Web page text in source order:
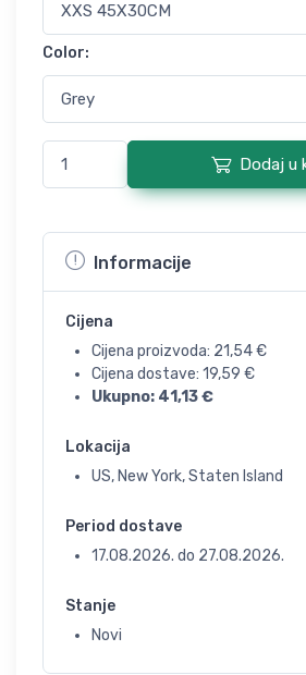
Color:
Dodaj u
Informacije
Cijena
Cijena proizvoda: 21,54€
Cijena dostave: 19,59 €
Ukupno: 41,13€
Lokacija
US, New York, Staten Island
Period dostave
17.08.2026. do 27.08.2026.
Stanje
Novi